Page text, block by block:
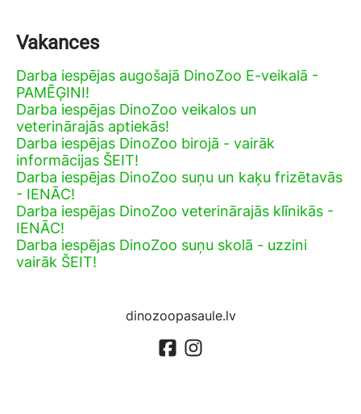
Vakances
Darba iespējas augošajā DinoZoo E-veikalā -
PAMĒĢINI!
Darba iespējas DinoZoo veikalos un
veterinārajās aptiekās!
Darba iespējas DinoZoo birojā - vairāk
informācijas ŠEIT!
Darba iespējas DinoZoo suņu un kaķu frizētavās
- IENĀC!
Darba iespējas DinoZoo veterinārajās klīnikās -
IENĀC!
Darba iespējas DinoZoo suņu skolā - uzzini
vairāk ŠEIT!
dinozoopasaule.lv